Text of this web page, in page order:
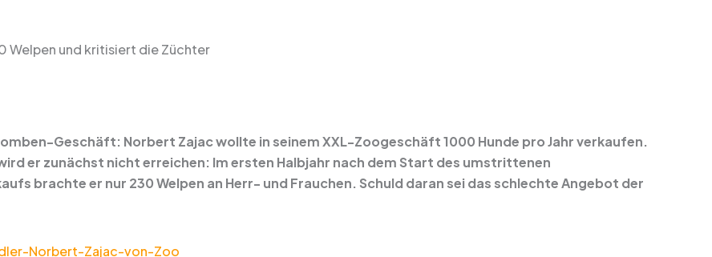
Welpen und kritisiert die Züchter
Geschäft: Norbert Zajac wollte in seinem XXL-Zoogeschäft 1000 Hunde pro Jahr verkaufen.
er zunächst nicht erreichen: Im ersten Halbjahr nach dem Start des umstrittenen
brachte er nur 230 Welpen an Herr- und Frauchen. Schuld daran sei das schlechte Angebot der